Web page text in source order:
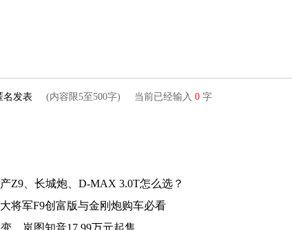
名发表 (内容限5至500字) 当前已经输入 0 字
Z9、长城炮、D-MAX 3.0T怎么选？
将军F9创富版与金刚炮购车必看
，岚图知音17.99万元起售